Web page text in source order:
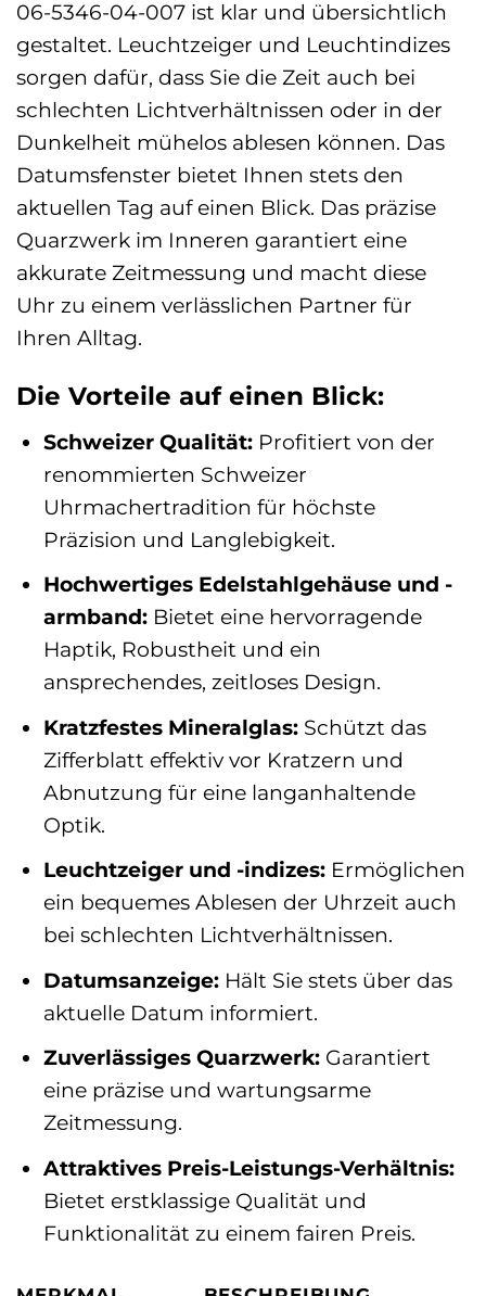
06-5346-04-007 ist klar und übersichtlich
gestaltet. Leuchtzeiger und Leuchtindizes
sorgen dafür, dass Sie die Zeit auch bei
schlechten Lichtverhältnissen oder in der
Dunkelheit mühelos ablesen können. Das
Datumsfenster bietet Ihnen stets den
aktuellen Tag auf einen Blick. Das präzise
Quarzwerk im Inneren garantiert eine
akkurate Zeitmessung und macht diese
Uhr zu einem verlässlichen Partner für
Ihren Alltag.
Die Vorteile auf einen Blick:
Schweizer Qualität:Profitiert von der
renommierten Schweizer
Uhrmachertradition für höchste
Präzision und Langlebigkeit.
Hochwertiges Edelstahlgehäuse und -
armband:Bietet eine hervorragende
Haptik, Robustheit und ein
ansprechendes, zeitloses Design.
Kratzfestes Mineralglas:Schützt das
Zifferblatt effektiv vor Kratzern und
Abnutzung für eine langanhaltende
Optik.
Leuchtzeiger und -indizes:Ermöglichen
ein bequemes Ablesen der Uhrzeit auch
bei schlechten Lichtverhältnissen.
Datumsanzeige:Hält Sie stets über das
aktuelle Datum informiert.
Zuverlässiges Quarzwerk:Garantiert
eine präzise und wartungsarme
Zeitmessung.
Attraktives Preis-Leistungs-Verhältnis:
Bietet erstklassige Qualität und
Funktionalität zu einem fairen Preis.